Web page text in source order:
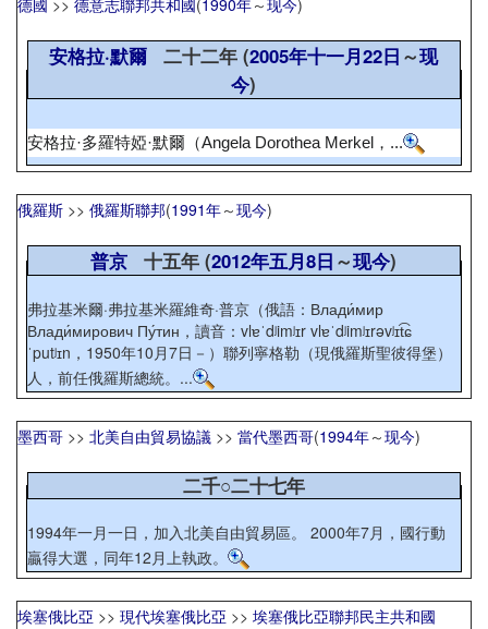
德國 >> 德意志聯邦共和國(1990年～现今)
安格拉·默爾 二十二年 (2005年十一月22日 ～现
今)
安格拉·多羅特婭·默爾（Angela Dorothea Merkel，...
俄羅斯 >> 俄羅斯聯邦(1991年～现今)
普京 十五年 (2012年五月8日 ～现今)
弗拉基米爾·弗拉基米羅維奇·普京（俄語：Влади́мир
Влади́мирович Пу́тин，讀音：vlɐˈdʲimʲɪr vlɐˈdʲimʲɪrəvʲɪt͡ɕ
ˈputʲɪn，1950年10月7日－）聯列寧格勒（現俄羅斯聖彼得堡）
人，前任俄羅斯總統。...
墨西哥 >> 北美自由貿易協議 >> 當代墨西哥(1994年～现今)
二千○二十七年
1994年一月一日，加入北美自由貿易區。 2000年7月，國行動
贏得大選，同年12月上執政。
埃塞俄比亞 >> 現代埃塞俄比亞 >> 埃塞俄比亞聯邦民主共和國